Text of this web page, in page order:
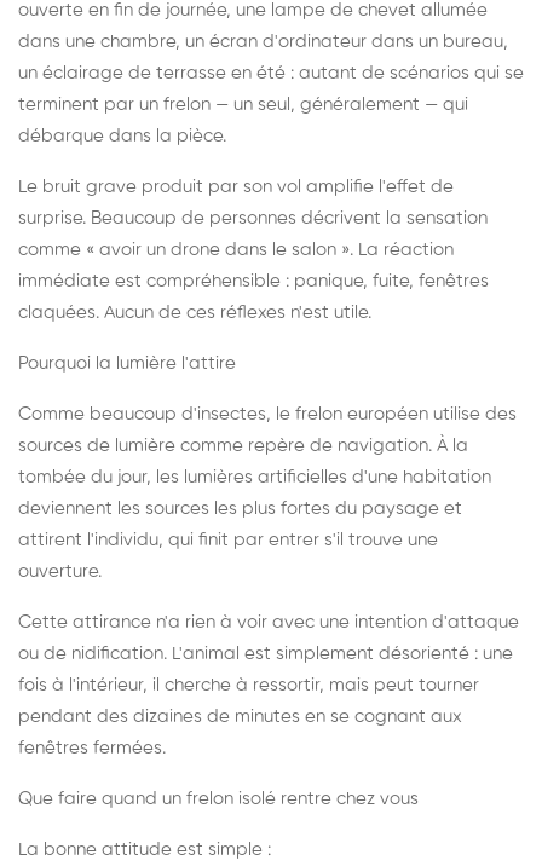
ouverte en fin de journée, une lampe de chevet allumée
dans une chambre, un écran d'ordinateur dans un bureau,
un éclairage de terrasse en été : autant de scénarios qui se
terminent par un frelon — un seul, généralement — qui
débarque dans la pièce.
Le bruit grave produit par son vol amplifie l'effet de
surprise. Beaucoup de personnes décrivent la sensation
comme « avoir un drone dans le salon ». La réaction
immédiate est compréhensible : panique, fuite, fenêtres
claquées. Aucun de ces réflexes n'est utile.
Pourquoi la lumière l'attire
Comme beaucoup d'insectes, le frelon européen utilise des
sources de lumière comme repère de navigation. À la
tombée du jour, les lumières artificielles d'une habitation
deviennent les sources les plus fortes du paysage et
attirent l'individu, qui finit par entrer s'il trouve une
ouverture.
Cette attirance n'a rien à voir avec une intention d'attaque
ou de nidification. L'animal est simplement désorienté : une
fois à l'intérieur, il cherche à ressortir, mais peut tourner
pendant des dizaines de minutes en se cognant aux
fenêtres fermées.
Que faire quand un frelon isolé rentre chez vous
La bonne attitude est simple :